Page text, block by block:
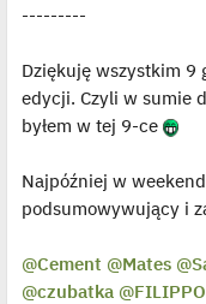
---------
Dziękuję wszystkim
edycji. Czyli w sumie
byłem w tej 9-ce
Najpóźniej w
podsumowywujący i
@Cement @Mates
@czubatka